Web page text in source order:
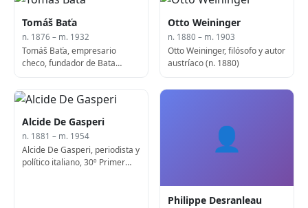
Tomáš Baťa
n. 1876 – m. 1932
Tomáš Baťa, empresario
checo, fundador de Bata
Otto Weininger
n. 1880 – m. 1903
Otto Weininger, filósofo y autor
austríaco (n. 1880)
Alcide De Gasperi
n. 1881 – m. 1954
Alcide De Gasperi, periodista y
político italiano, 30º Primer
👤
Philippe Desranleau